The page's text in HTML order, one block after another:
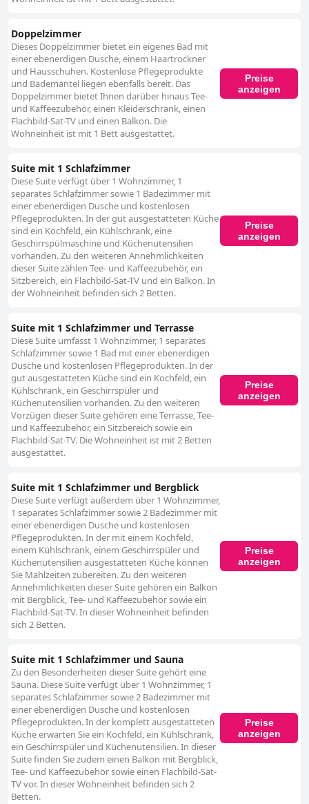
erhöhen den Komfort. Die Sommercard ist ebenfalls eine wertvolle
Veranstaltungen bietet. Die bequemen Betten, trotz gelegentlicher
Bedenken hinsichtlich Länge und Härtegrad, werden im Allgemeinen gut
aufgenommen. Das AvenidA Panorama Suites wird besonders als
herausragendes Ziel für Hochzeitsreisen gelobt und bietet ein
romantisches Ambiente und eine atemberaubende Aussicht. Mit seinen
luxuriösen Zimmern, dem aufmerksamen Service und den besonderen
Aufmerksamkeiten für Hochzeitsreisende bietet das Hotel einen
unvergesslichen und romantischen Urlaub. Insgesamt zeichnet sich das
AvenidA Panorama Suites inkl. Zell am See - Kaprun Sommercard durch
sein luxuriöses Erlebnis, seinen außergewöhnlichen Service und die
empfehlenswerten Ziel für einen unvergesslichen Aufenthalt macht.
Doppelzimmer
Dieses Doppelzimmer bietet ein eigenes Bad mit
einer ebenerdigen Dusche, einem Haartrockner
und Hausschuhen. Kostenlose Pflegeprodukte
und Bademäntel liegen ebenfalls bereit. Das
Doppelzimmer bietet Ihnen darüber hinaus Tee-
und Kaffeezubehör, einen Kleiderschrank, einen
Flachbild-Sat-TV und einen Balkon. Die
Wohneinheit ist mit 1 Bett ausgestattet.
Preise
anzeigen
Suite mit 1 Schlafzimmer
Diese Suite verfügt über 1 Wohnzimmer, 1
separates Schlafzimmer sowie 1 Badezimmer mit
einer ebenerdigen Dusche und kostenlosen
Pflegeprodukten. In der gut ausgestatteten Küche
sind ein Kochfeld, ein Kühlschrank, eine
Geschirrspülmaschine und Küchenutensilien
vorhanden. Zu den weiteren Annehmlichkeiten
dieser Suite zählen Tee- und Kaffeezubehör, ein
Sitzbereich, ein Flachbild-Sat-TV und ein Balkon. In
der Wohneinheit befinden sich 2 Betten.
Preise
anzeigen
Suite mit 1 Schlafzimmer und Terrasse
Diese Suite umfasst 1 Wohnzimmer, 1 separates
Schlafzimmer sowie 1 Bad mit einer ebenerdigen
Dusche und kostenlosen Pflegeprodukten. In der
gut ausgestatteten Küche sind ein Kochfeld, ein
Kühlschrank, ein Geschirrspüler und
Küchenutensilien vorhanden. Zu den weiteren
Vorzügen dieser Suite gehören eine Terrasse, Tee-
und Kaffeezubehör, ein Sitzbereich sowie ein
Flachbild-Sat-TV. Die Wohneinheit ist mit 2 Betten
ausgestattet.
Preise
anzeigen
Suite mit 1 Schlafzimmer und Bergblick
Diese Suite verfügt außerdem über 1 Wohnzimmer,
1 separates Schlafzimmer sowie 2 Badezimmer mit
einer ebenerdigen Dusche und kostenlosen
Pflegeprodukten. In der mit einem Kochfeld,
einem Kühlschrank, einem Geschirrspüler und
Küchenutensilien ausgestatteten Küche können
Sie Mahlzeiten zubereiten. Zu den weiteren
Annehmlichkeiten dieser Suite gehören ein Balkon
mit Bergblick, Tee- und Kaffeezubehör sowie ein
Flachbild-Sat-TV. In dieser Wohneinheit befinden
sich 2 Betten.
Preise
anzeigen
Suite mit 1 Schlafzimmer und Sauna
Zu den Besonderheiten dieser Suite gehört eine
Sauna. Diese Suite verfügt über 1 Wohnzimmer, 1
separates Schlafzimmer sowie 2 Badezimmer mit
einer ebenerdigen Dusche und kostenlosen
Pflegeprodukten. In der komplett ausgestatteten
Küche erwarten Sie ein Kochfeld, ein Kühlschrank,
ein Geschirrspüler und Küchenutensilien. In dieser
Suite finden Sie zudem einen Balkon mit Bergblick,
Tee- und Kaffeezubehör sowie einen Flachbild-Sat-
TV vor. In dieser Wohneinheit befinden sich 2
Betten.
Preise
anzeigen